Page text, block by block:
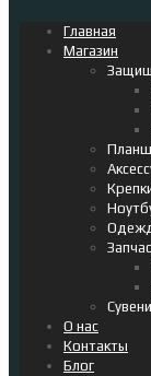
Главная
Магазин
О нас
Контакты
Блог